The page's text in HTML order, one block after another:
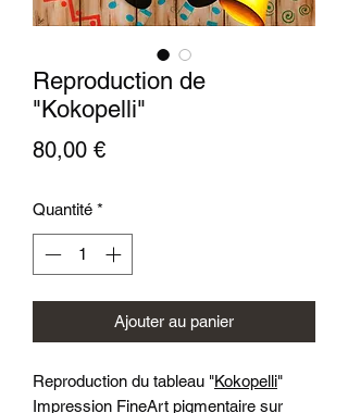
Reproduction de
"Kokopelli"
80,00 €Prix
Quantité *
Ajouter au panier
Reproduction du tableau "Kokopelli"
Impression FineArt pigmentaire sur